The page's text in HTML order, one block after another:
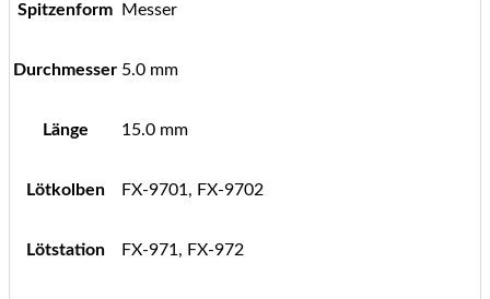
Spitzenform Messer
Durchmesser 5.0 mm
Länge 15.0 mm
Lötkolben FX-9701, FX-9702
Lötstation FX-971, FX-972